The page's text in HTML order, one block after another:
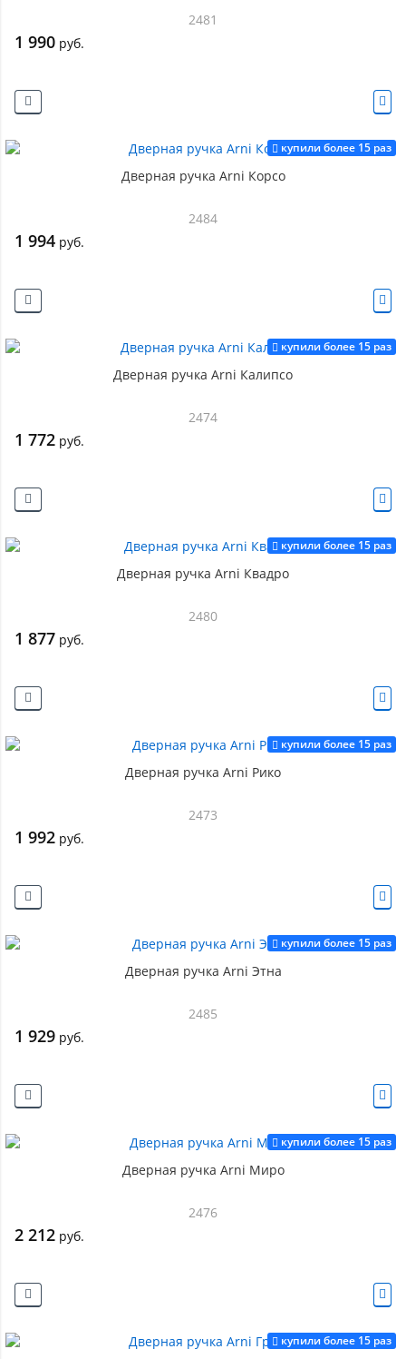
2481
1 990 руб.
купили более 15 раз
Дверная ручка Arni Корсо
2484
1 994 руб.
купили более 15 раз
Дверная ручка Arni Калипсо
2474
1 772 руб.
купили более 15 раз
Дверная ручка Arni Квадро
2480
1 877 руб.
купили более 15 раз
Дверная ручка Arni Рико
2473
1 992 руб.
купили более 15 раз
Дверная ручка Arni Этна
2485
1 929 руб.
купили более 15 раз
Дверная ручка Arni Миро
2476
2 212 руб.
купили более 15 раз